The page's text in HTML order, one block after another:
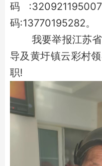
码
码:13770195282。
我要举报江苏省
导及黄圩镇云彩村
职!